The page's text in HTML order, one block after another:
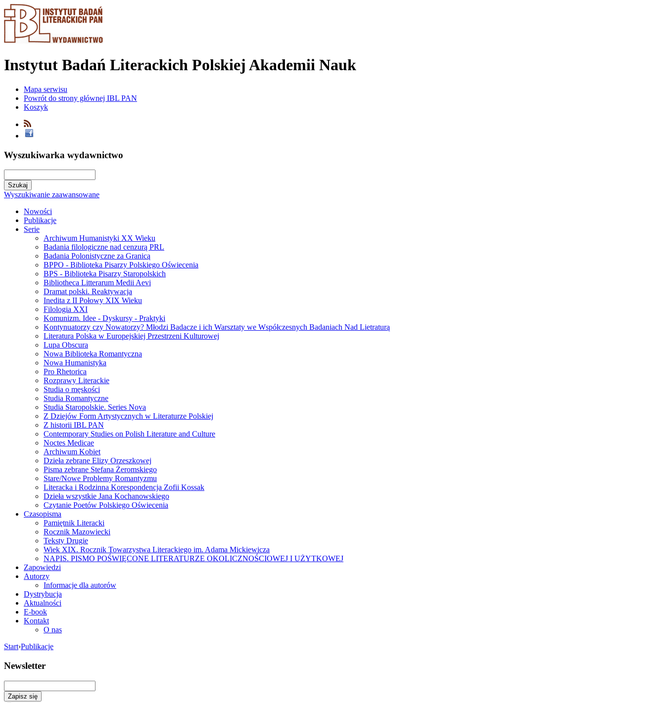
Instytut Badań Literackich Polskiej Akademii Nauk
Mapa serwisu
Powrót do strony głównej IBL PAN
Koszyk
Wyszukiwarka wydawnictwo
Wyszukiwanie zaawansowane
Nowości
Publikacje
Serie
Archiwum Humanistyki XX Wieku
Badania filologiczne nad cenzurą PRL
Badania Polonistyczne za Granicą
BPPO - Biblioteka Pisarzy Polskiego Oświecenia
BPS - Biblioteka Pisarzy Staropolskich
Bibliotheca Litterarum Medii Aevi
Dramat polski. Reaktywacja
Inedita z II Połowy XIX Wieku
Filologia XXI
Komunizm. Idee - Dyskursy - Praktyki
Kontynuatorzy czy Nowatorzy? Młodzi Badacze i ich Warsztaty we Współczesnych Badaniach Nad Lietraturą
Literatura Polska w Europejskiej Przestrzeni Kulturowej
Lupa Obscura
Nowa Biblioteka Romantyczna
Nowa Humanistyka
Pro Rhetorica
Rozprawy Literackie
Studia o męskości
Studia Romantyczne
Studia Staropolskie. Series Nova
Z Dziejów Form Artystycznych w Literaturze Polskiej
Z historii IBL PAN
Contemporary Studies on Polish Literature and Culture
Noctes Medicae
Archiwum Kobiet
Dzieła zebrane Elizy Orzeszkowej
Pisma zebrane Stefana Żeromskiego
Stare/Nowe Problemy Romantyzmu
Literacka i Rodzinna Korespondencja Zofii Kossak
Dzieła wszystkie Jana Kochanowskiego
Czytanie Poetów Polskiego Oświecenia
Czasopisma
Pamiętnik Literacki
Rocznik Mazowiecki
Teksty Drugie
Wiek XIX. Rocznik Towarzystwa Literackiego im. Adama Mickiewicza
NAPIS. PISMO POŚWIĘCONE LITERATURZE OKOLICZNOŚCIOWEJ I UŻYTKOWEJ
Zapowiedzi
Autorzy
Informacje dla autorów
Dystrybucja
Aktualności
E-book
Kontakt
O nas
Start›Publikacje
Newsletter